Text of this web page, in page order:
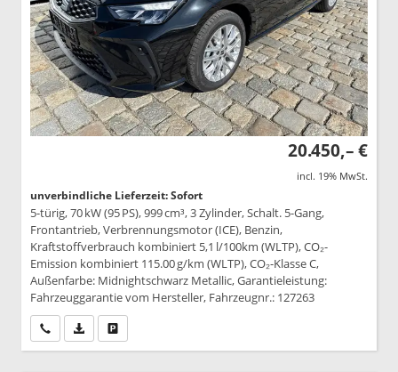
20.450,– €
incl. 19% MwSt.
unverbindliche Lieferzeit: Sofort
5-türig, 70 kW (95 PS), 999 cm³, 3 Zylinder, Schalt. 5-Gang,
Frontantrieb, Verbrennungsmotor (ICE), Benzin,
Kraftstoffverbrauch kombiniert 5,1 l/100km (WLTP), CO₂-
Emission kombiniert 115.00 g/km (WLTP), CO₂-Klasse C,
Außenfarbe: Midnightschwarz Metallic, Garantieleistung:
Fahrzeuggarantie vom Hersteller, Fahrzeugnr.: 127263
Wir rufen Sie anPDF-Datei, Fahrzeugexposé drucken